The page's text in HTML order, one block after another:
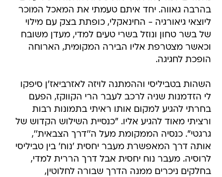
בהרבה גאווה. יחד איתם טעמתי את המאכל המוכר
ליוצאי גיאורגיה - החינאקלי, כופתת בצק עם מילוי
של בשר טחון ונוזל בשרי טעים למדי, מעדן משובח
וכאשר מצטרפת אליו הבירה המקומית, הארוחה
הופכת לחגיגה.
השהות בטביליסי וההמתנה לויזה לאזרביאז'ן סיפקו
לי הזדמנות שניה לרכב לעבר הרי הקווקז, הפעם
בחרתי להגיע למקום אותו ראיתי בתמונות רבות
ורציתי מאוד להגיע אליו. "כנסיית השילוש הקדוש של
גרגטי". כנסיה הממקומת מעל ה''דרך הצבאית'',
אותה דרך המאפשרת מעבר יחסית 'נוח' בין טביליסי
לרוסיה. מעבר נוח יחסית אבל דרך הררית למדי,
בחלקים ניכרים ממנה הדרך שבורה לחלוטין,